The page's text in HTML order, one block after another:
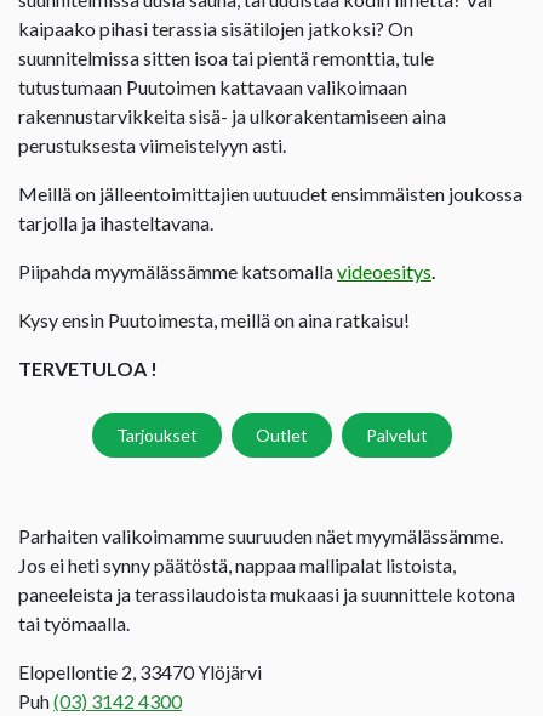
kaipaako pihasi terassia sisätilojen jatkoksi? On
suunnitelmissa sitten isoa tai pientä remonttia, tule
tutustumaan Puutoimen kattavaan valikoimaan
rakennustarvikkeita sisä- ja ulkorakentamiseen aina
perustuksesta viimeistelyyn asti.
Meillä on jälleentoimittajien uutuudet ensimmäisten joukossa
tarjolla ja ihasteltavana.
Piipahda myymälässämme katsomallavideoesitys
Kysy ensin Puutoimesta, meillä on aina ratkaisu!
TERVETULOA !
Tarjoukset Outlet Palvelut
Parhaiten valikoimamme suuruuden näet myymälässämme.
Jos ei heti synny päätöstä, nappaa mallipalat listoista,
paneeleista ja terassilaudoista mukaasi ja suunnittele kotona
tai työmaalla.
Elopellontie 2, 33470 Ylöjärvi
Puh(03) 3142 4300